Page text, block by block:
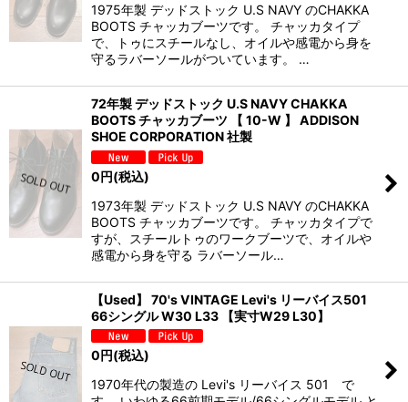
1975年製 デッドストック U.S NAVY のCHAKKA
BOOTS チャッカブーツです。 チャッカタイプ
で、トゥにスチールなし、オイルや感電から身を
守るラバーソールがついています。 …
72年製 デッドストック U.S NAVY CHAKKA
BOOTS チャッカブーツ 【 10-W 】 ADDISON
SHOE CORPORATION 社製
0円(税込)
1973年製 デッドストック U.S NAVY のCHAKKA
BOOTS チャッカブーツです。 チャッカタイプで
すが、スチールトゥのワークブーツで、オイルや
感電から身を守る ラバーソール…
【Used】 70's VINTAGE Levi's リーバイス501
66シングル W30 L33 【実寸W29 L30】
0円(税込)
1970年代の製造の Levi's リーバイス 501 で